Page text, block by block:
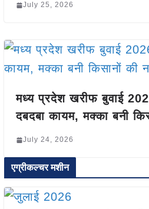
July 25, 2026
मध्य प्रदेश खरीफ बुवाई
दबदबा कायम, मक्का बनी
July 24, 2026
एग्रीकल्चर मशीन